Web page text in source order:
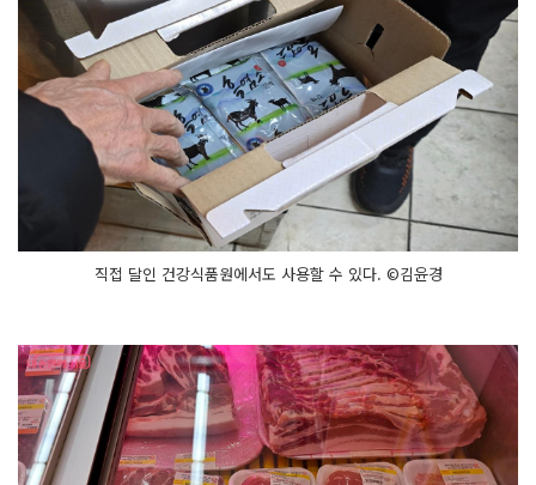
직접 달인 건강식품원에서도 사용할 수 있다. ©김윤경